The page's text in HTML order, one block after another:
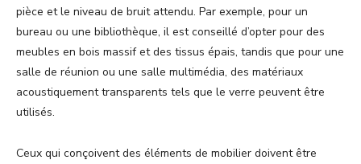
pièce et le niveau de bruit attendu. Par exemple, pour un
bureau ou une bibliothèque, il est conseillé d’opter pour des
meubles en bois massif et des tissus épais, tandis que pour une
salle de réunion ou une salle multimédia, des matériaux
acoustiquement transparents tels que le verre peuvent être
utilisés.
Ceux qui conçoivent des éléments de mobilier doivent être